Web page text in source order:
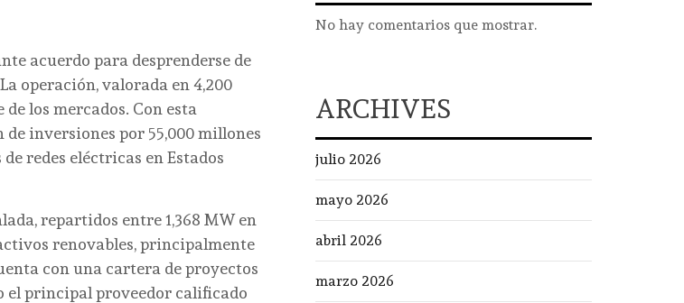
acuerdo para desprenderse de
operación, valorada en 4,200
los mercados. Con esta
inversiones por 55,000 millones
redes eléctricas en Estados
repartidos entre 1,368 MW en
renovables, principalmente
con una cartera de proyectos
el principal proveedor calificado
No hay comentarios que mostrar.
ARCHIVES
julio 2026
mayo 2026
abril 2026
marzo 2026